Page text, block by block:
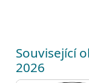
Související
2026